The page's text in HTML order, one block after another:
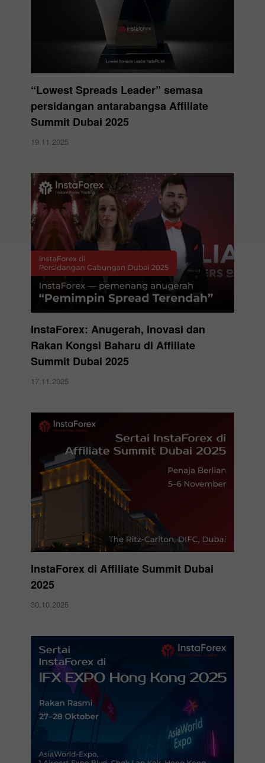
“Lowest Spreads Leader” semasa
persidangan antarabangsa Affiliate
Summit Dubai 2025
19.11.2025
InstaForex: Anugerah, Inovasi dan
Rakan Kongsi Baharu di Affiliate
Summit Dubai 2025
17.11.2025
InstaForex di Affiliate Summit Dubai
2025
30.10.2025